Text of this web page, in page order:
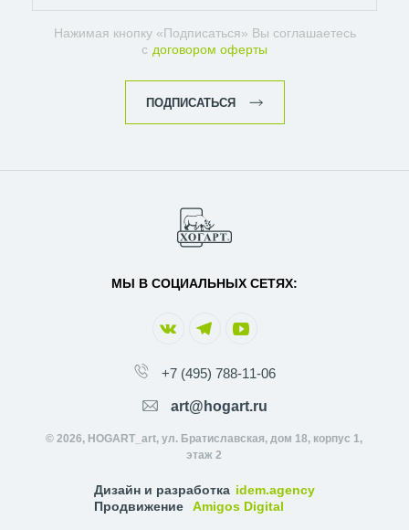
Нажимая кнопку «Подписаться» Вы соглашаетесь
с договором оферты
ПОДПИСАТЬСЯ
МЫ В СОЦИАЛЬНЫХ СЕТЯХ:
+7 (495) 788-11-06
art@hogart.ru
© 2026, HOGART_art, ул. Братиславская, дом 18, корпус 1,
этаж 2
Дизайн и разработка idem.agency
Продвижение
Amigos Digital